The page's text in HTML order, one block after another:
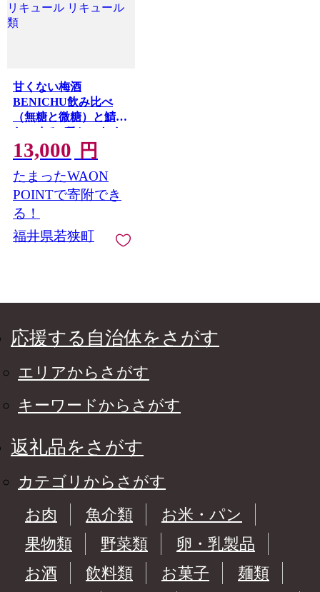
甘くない梅酒
BENICHU飲み比べ
（無糖と微糖）と鯖缶
おつまみ2種セット お
酒 洋酒 リキュール リ
キュール類
13,000 円
たまったWAON
POINTで寄附でき
る！
福井県若狭町
応援する自治体をさがす
エリアからさがす
キーワードからさがす
返礼品をさがす
カテゴリからさがす
お肉
魚介類
お米・パン
果物類
野菜類
卵・乳製品
お酒
飲料類 お菓子
麺類